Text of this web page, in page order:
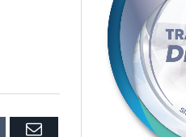
Email